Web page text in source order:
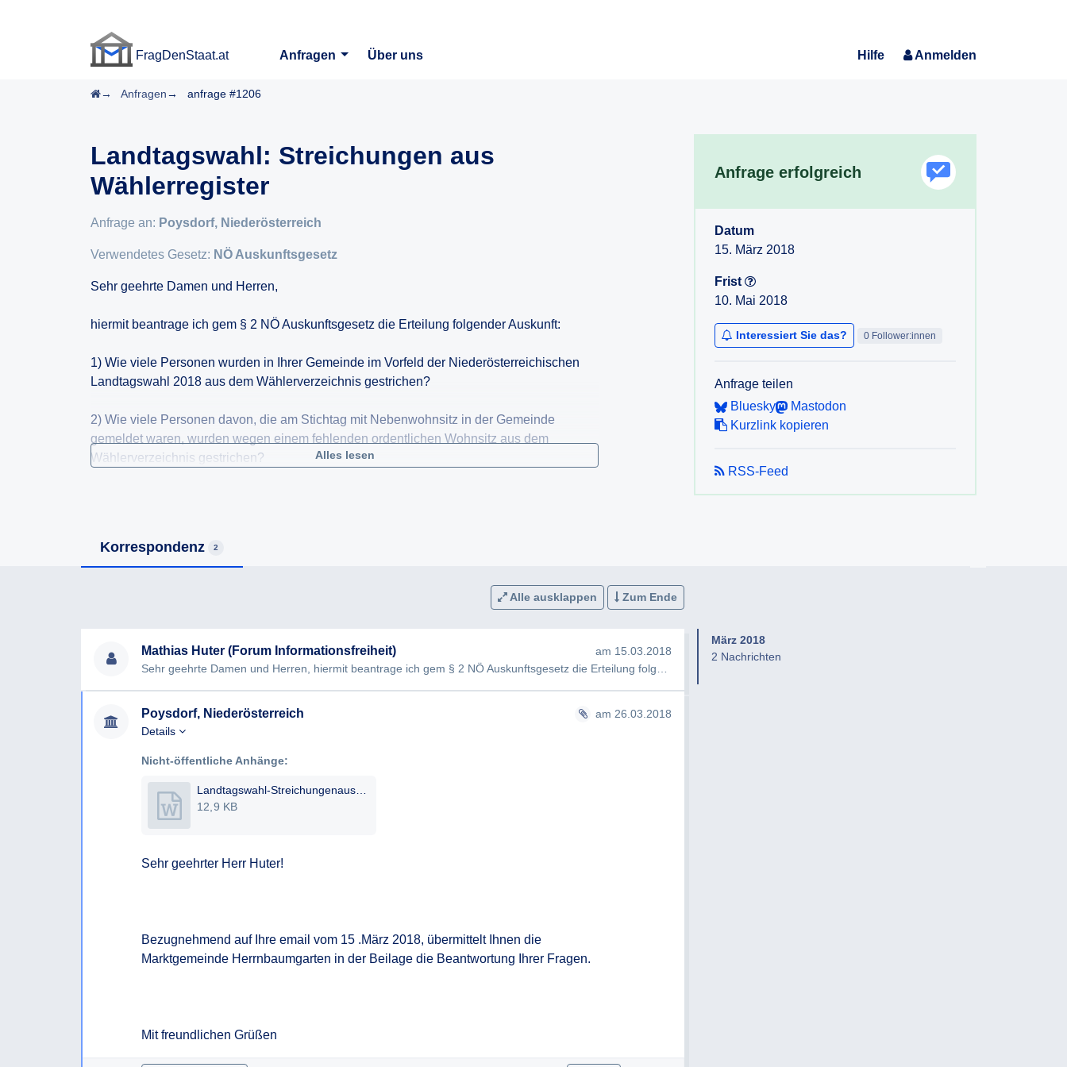
FragDenStaat.at
Anfragen
Über uns Hilfe Anmelden
Startseite
Anfragen anfrage #1206
Landtagswahl: Streichungen aus
Wählerregister
Anfrage an: Poysdorf, Niederösterreich
Verwendetes Gesetz: NÖ Auskunftsgesetz
Sehr geehrte Damen und Herren,
hiermit beantrage ich gem § 2 NÖ Auskunftsgesetz die Erteilung folgender Auskunft:
1) Wie viele Personen wurden in Ihrer Gemeinde im Vorfeld der Niederösterreichischen
Landtagswahl 2018 aus dem Wählerverzeichnis gestrichen?
2) Wie viele Personen davon, die am Stichtag mit Nebenwohnsitz in der Gemeinde
gemeldet waren, wurden wegen einem fehlenden ordentlichen Wohnsitz aus dem
Wählerverzeichnis gestrichen?
4) Welche Ermittlungsverfahren und Kontaktversuche mit Betroffenen wurden durchgeführt
und nach welchen Kriterien erfolgte die Beurteilung, ob ein „ordentlicher Wohnsitz“
6) Wie viele Berichtigungsanträge gem. §28 der NÖ Landtagswahlordnung trafen bei der
Ich erlaube, darauf hinzuweisen, dass nach § 4 NÖ AuskunftsG die Auskunft möglichst
Auskunftsersuchens erteilt werden muss. Kann die Auskunft innerhalb dieser Frist nicht
erteilt werden, so muss der Auskunftssuchende darüber informiert werden. Wird dem
Auskunftsersuchen innerhalb dieser Frist nicht entsprochen, so ist dies in der Information
zu begründen.
Mit freundlichen Grüßen,
Alles lesen
Anfrage erfolgreich
Datum
15. März 2018
Frist
10. Mai 2018
Interessiert Sie das? 0 Follower:innen
Anfrage teilen
Bluesky
Mastodon
Kurzlink kopieren
RSS-Feed
Korrespondenz 2
Alle ausklappen Zum Ende
Mathias Huter (Forum Informationsfreiheit)
am 15.03.2018
Poysdorf, Niederösterreich
am 26.03.2018
Details
Nicht-öffentliche Anhänge:
12,9 KB
Sehr geehrter Herr Huter!
Bezugnehmend auf Ihre email vom 15 .März 2018, übermittelt Ihnen die
Marktgemeinde Herrnbaumgarten in der Beilage die Beantwortung Ihrer Fragen.
Mit freundlichen Grüßen
März 2018
2 Nachrichten